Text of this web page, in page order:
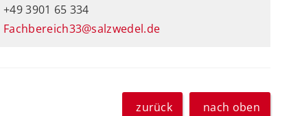
+49 3901 65 334
Fachbereich33@salzwedel.de
zurück nach oben